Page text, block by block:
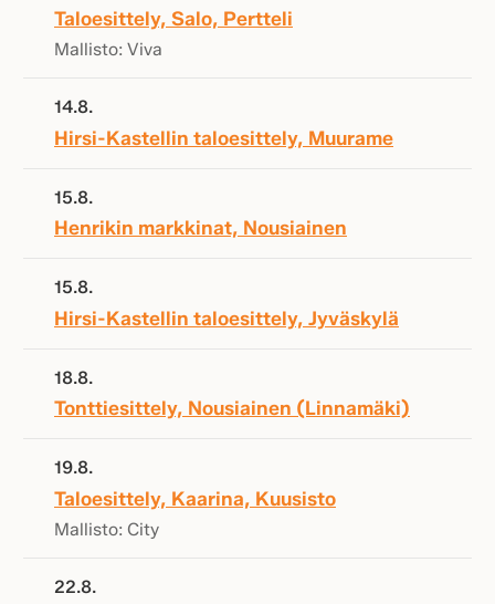
Taloesittely, Salo, Pertteli
Mallisto: Viva
14.8.
Hirsi-Kastellin taloesittely, Muurame
15.8.
Henrikin markkinat, Nousiainen
15.8.
Hirsi-Kastellin taloesittely, Jyväskylä
18.8.
Tonttiesittely, Nousiainen (Linnamäki)
19.8.
Taloesittely, Kaarina, Kuusisto
Mallisto: City
22.8.